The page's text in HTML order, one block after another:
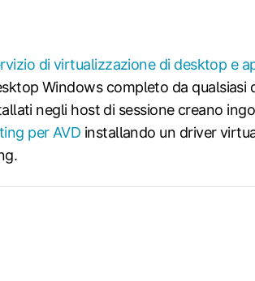
di virtualizzazione di desktop e
Windows completo da
negli host di sessione creano
per AVD installando un driver